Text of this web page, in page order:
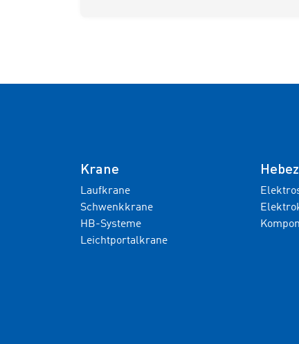
Krane
Laufkrane
Schwenkkrane
HB-Systeme
Leichtportalkrane